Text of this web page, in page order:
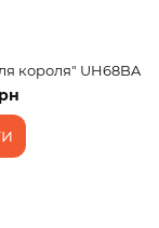
короля" UH68BA